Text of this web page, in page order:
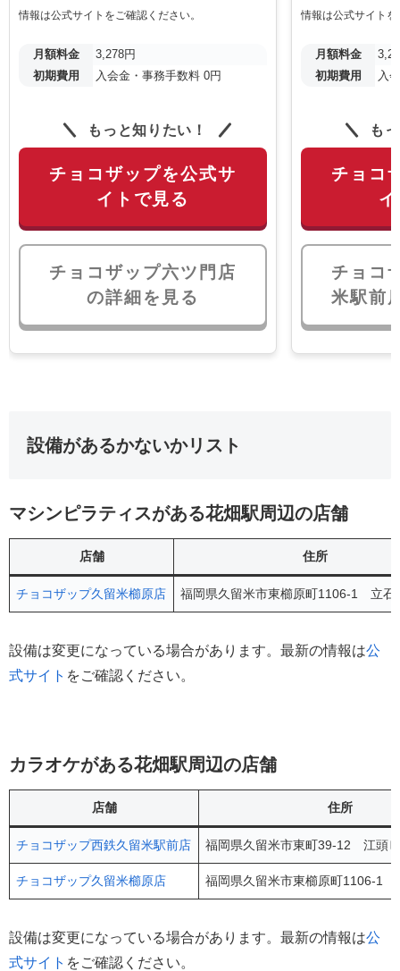
情報は公式サイトをご確認ください。
月額料金
3,278円
初期費用
入会金・事務手数料 0円
もっと知りたい！
チョコザップを公式サ
イトで見る
チョコザップ六ツ門店
の詳細を見る
情報は公式サイト
月額料金
初期費用
入
も
チョコ
チョコ
米駅前
設備があるかないかリスト
マシンピラティスがある花畑駅周辺の店舗
店舗 住所
チョコザップ久留米櫛原店 福岡県久留米市東櫛原町1106-1 立
設備は変更になっている場合があります。最新の情報は公
式サイト をご確認ください。
カラオケがある花畑駅周辺の店舗
店舗 住所
チョコザップ西鉄久留米駅前店 福岡県久留米市東町39-12 江頭
チョコザップ久留米櫛原店 福岡県久留米市東櫛原町1106-1
設備は変更になっている場合があります。最新の情報は公
式サイト をご確認ください。